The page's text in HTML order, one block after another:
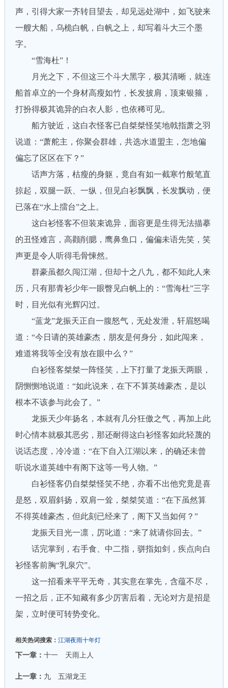
声，引得大家一齐转目望去，却见远处湖中，如飞驶来
一艘大船，乌桅白帆，白帆之上，却写着斗大三个墨
字。
“雪海杜”！
月光之下，不但这三个斗大黑字，极其清晰，就连
船首卓立的一个身材高瘦如竹，长发披肩，顶束银箍，
打扮得极其诡异的白衣人影，也依稀可见。
船方驶近，这白衣怪客已自桀桀怪笑地戟指萧之羽
说道：“萧舵主，你聚会群雄，共选水道盟主，怎地偏
偏忘了区区在下？”
话声方落，枯瘦的身躯，竟自有如一截寒竹般笔直
掠起，双腿一跃、一纵，但见白衫飘飘，长发飘动，便
已落在“水上擂台”之上。
这白衫怪客不但装束诡异，面容更是生得无法描摹
的丑怪难言，高颧削腮，鹰鼻鱼口，偏偏未语先笑，笑
声更是令人听得毛骨悚然。
群豪虽都久闯江湖，但却十之八九，都不知此人来
历，只有那青衫少年一眼瞥见白帆上的：“雪海杜”三字
时，目光似有光辉闪过。
“蓝龙”龙振天正自一腹怒气，无处发泄，轩眉怒喝
道：“今日请的英雄豪杰，朋友是何身分，如此闯来，
难道将我等全没有放在眼中么？”
白衫怪客桀桀一阵怪笑，上下打量了龙振天两眼，
阴恻恻地说道：“如此说来，在下不算英雄豪杰，是以
根本不该参与此会了。”
龙振天少年扬名，本就有几分狂傲之气，再加上此
时心情本就极其恶劣，那还耐得这白衫怪客如此轻蔑的
说话态度，冷冷道：“在下自入江湖以来，的确还未曾
听说水道英雄中有阁下这等一号人物。”
白衫怪客仍自桀桀怪笑不绝，亦看不出他究竟是喜
是怒，双眉斜扬，双肩一耸，桀桀笑道：“在下虽然算
不得英雄豪杰，但此刻已经来了，阁下又当如何？”
龙振天目光一凛，厉叱道：“来了就请你回去。”
话完掌到，右手食、中二指，骈指如剑，疾点向白
衫怪客前胸“乳泉穴”。
这一招看来平平无奇，其实意在掌先，含蕴不尽，
一招之后，正不知藏有多少厉害后着，无论对方是招是
架，立时便可转势变化。
相关热词搜索： 江湖夜雨十年灯
下一章： 十一 天雨上人
上一章： 九 五湖龙王